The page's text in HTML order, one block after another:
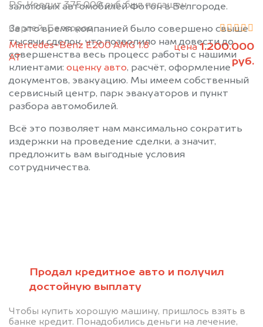
P.S. Кредит 375.000 руб. был погашен.
Сергей, Белгород
Mercedes-Benz E200 AMG 1.8
АТ
цена1.200.000
руб.
Продал кредитное авто и получил
достойную выплату
Чтобы купить хорошую машину, пришлось взять в
банке кредит. Понадобились деньги на лечение,
залоговых автомобилей Фотон в Белгороде.
За это время компанией было совершено свыше
тысячи сделок, что позволило нам довести до
совершенства весь процесс работы с нашими
клиентами: оценку авто, расчёт, оформление
документов, эвакуацию. Мы имеем собственный
сервисный центр, парк эвакуаторов и пункт
разбора автомобилей.
Всё это позволяет нам максимально сократить
издержки на проведение сделки, а значит,
предложить вам выгодные условия
сотрудничества.
(472) 220-54-52
рассчитаем стоимость вашего